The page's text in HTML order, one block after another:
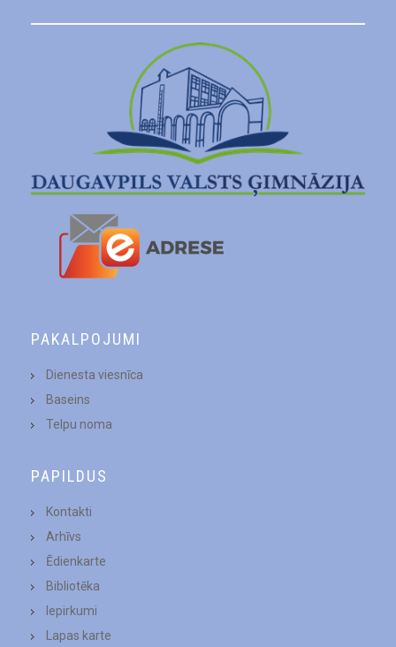
PAKALPOJUMI
Dienesta viesnīca
Baseins
Telpu noma
PAPILDUS
Kontakti
Arhīvs
Ēdienkarte
Bibliotēka
Iepirkumi
Lapas karte